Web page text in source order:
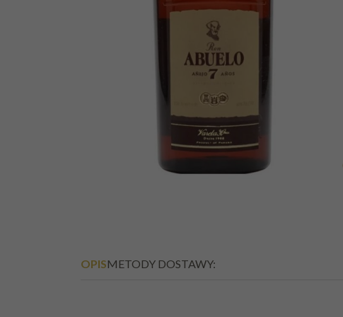
RUM ABUELO 12YO
0,05L 40%
OPISMETODY DOSTAWY: